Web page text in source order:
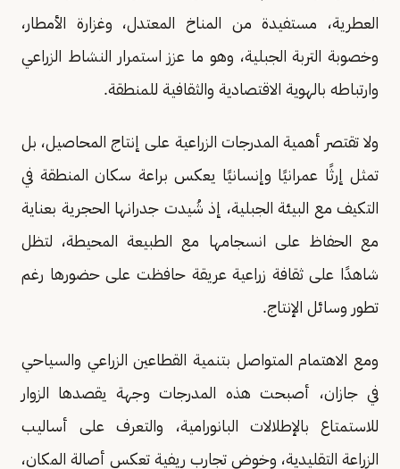
العطرية، مستفيدة من المناخ المعتدل، وغزارة الأمطار،
وخصوبة التربة الجبلية، وهو ما عزز استمرار النشاط الزراعي
وارتباطه بالهوية الاقتصادية والثقافية للمنطقة.
ولا تقتصر أهمية المدرجات الزراعية على إنتاج المحاصيل، بل
تمثل إرثًا عمرانيًا وإنسانيًا يعكس براعة سكان المنطقة في
التكيف مع البيئة الجبلية، إذ شُيدت جدرانها الحجرية بعناية
مع الحفاظ على انسجامها مع الطبيعة المحيطة، لتظل
شاهدًا على ثقافة زراعية عريقة حافظت على حضورها رغم
تطور وسائل الإنتاج.
ومع الاهتمام المتواصل بتنمية القطاعين الزراعي والسياحي
في جازان، أصبحت هذه المدرجات وجهة يقصدها الزوار
للاستمتاع بالإطلالات البانورامية، والتعرف على أساليب
الزراعة التقليدية، وخوض تجارب ريفية تعكس أصالة المكان،